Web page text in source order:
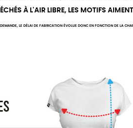
À L'AIR LIBRE, LES MOTIFS
LE DÉLAI DE FABRICATION ÉVOLUE DONC EN FONCTION DE LA